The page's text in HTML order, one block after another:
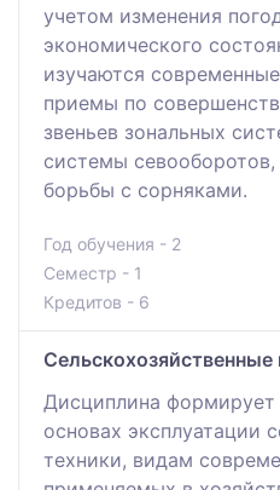
учетом изменения
экономического
изучаются
приемы по
звеньев зональных
системы
борьбы с сорняками.
Год обучения - 2
Семестр - 1
Кредитов - 6
Дисциплина формирует
основах эксплуатации
техники, видам